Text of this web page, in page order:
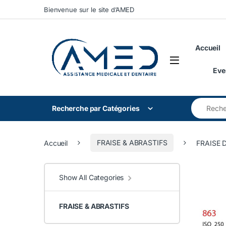
Skip to navigation
Skip to contentBienvenue sur le site d’AMED
Accueil
Recherche par Catégories
Search
Accueil FRAISE & ABRASTIFS FRAISE
Show All Categories
FRAISE & ABRASTIFS